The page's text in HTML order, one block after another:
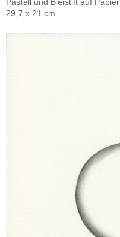
Pastell und Bleistift auf Papier
29,7 x 21 cm